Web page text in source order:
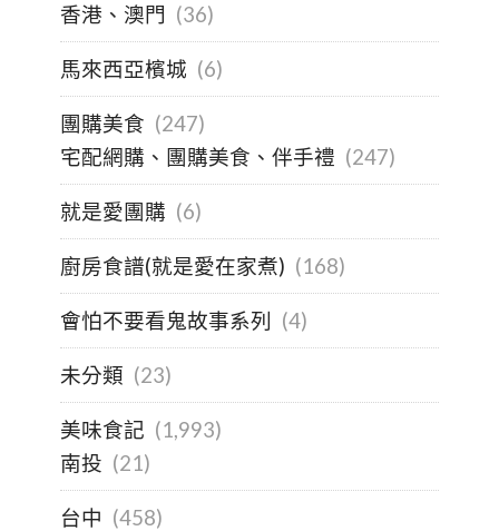
香港、澳門 (36)
馬來西亞檳城 (6)
團購美食 (247)
宅配網購、團購美食、伴手禮 (247)
就是愛團購 (6)
廚房食譜(就是愛在家煮) (168)
會怕不要看鬼故事系列 (4)
未分類 (23)
美味食記 (1,993)
南投 (21)
台中 (458)